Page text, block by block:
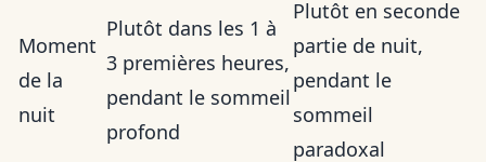
Moment
de la
nuit
Plutôt dans les 1 à
3 premières heures,
pendant le sommeil
profond
Plutôt en seconde
partie de nuit,
pendant le
sommeil
paradoxal